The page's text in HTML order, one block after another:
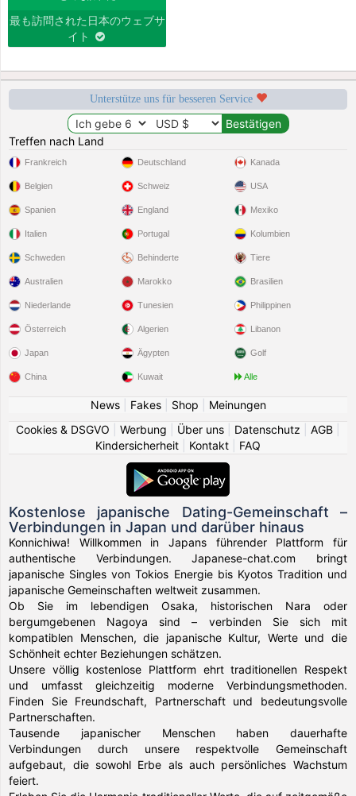
最も訪問された日本のウェブサ
イト
Unterstütze uns für besseren Service
Treffen nach Land
Frankreich
Belgien
Spanien
Italien
Schweden
Deutschland
Schweiz
England
Portugal
Behinderte
Kanada
USA
Mexiko
Kolumbien
Tiere
Australien
Niederlande
Österreich
Japan
China
Marokko
Tunesien
Algerien
Ägypten
Kuwait
Brasilien
Philippinen
Libanon
Golf
Alle
News| Fakes| Shop
Meinungen
Cookies & DSGVO
Werbung Über uns Datenschutz AGB
Kindersicherheit
Kontakt FAQ
Kostenlose japanische Dating-Gemeinschaft –
Verbindungen in Japan und darüber hinaus
Konnichiwa! Willkommen in Japans führender Plattform für
authentische Verbindungen. Japanese-chat.com bringt
japanische Singles von Tokios Energie bis Kyotos Tradition und
japanische Gemeinschaften weltweit zusammen.
Ob Sie im lebendigen Osaka, historischen Nara oder
bergumgebenen Nagoya sind – verbinden Sie sich mit
kompatiblen Menschen, die japanische Kultur, Werte und die
Schönheit echter Beziehungen schätzen.
Unsere völlig kostenlose Plattform ehrt traditionellen Respekt
und umfasst gleichzeitig moderne Verbindungsmethoden.
Finden Sie Freundschaft, Partnerschaft und bedeutungsvolle
Partnerschaften.
Tausende japanischer Menschen haben dauerhafte
Verbindungen durch unsere respektvolle Gemeinschaft
aufgebaut, die sowohl Erbe als auch persönliches Wachstum
feiert.